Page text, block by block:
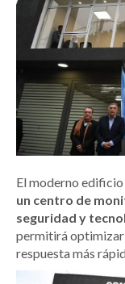
El moderno
un centro de
seguridad y
permitirá optimizar
respuesta más